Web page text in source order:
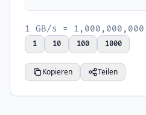
1 GB/s =
1 10 100 1000
Kopieren Teilen